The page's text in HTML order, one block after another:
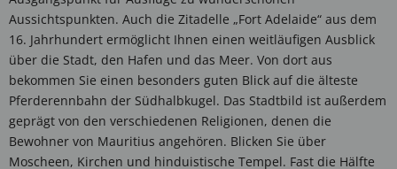
Aussichtspunkten. Auch die Zitadelle „Fort Adelaide“ aus dem
16. Jahrhundert ermöglicht Ihnen einen weitläufigen Ausblick
über die Stadt, den Hafen und das Meer. Von dort aus
bekommen Sie einen besonders guten Blick auf die älteste
Pferderennbahn der Südhalbkugel. Das Stadtbild ist außerdem
geprägt von den verschiedenen Religionen, denen die
Bewohner von Mauritius angehören. Blicken Sie über
Moscheen, Kirchen und hinduistische Tempel. Fast die Hälfte